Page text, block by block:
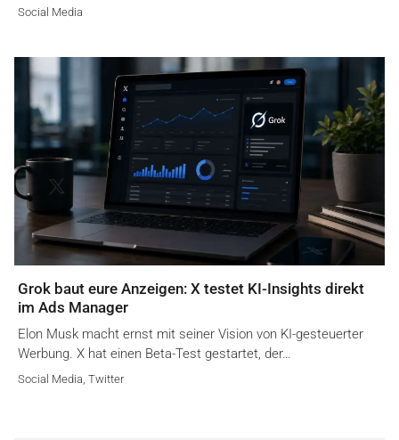
Social Media
Grok baut eure Anzeigen: X testet KI-Insights direkt
im Ads Manager
Elon Musk macht ernst mit seiner Vision von KI-gesteuerter
Werbung. X hat einen Beta-Test gestartet, der…
Social Media Twitter